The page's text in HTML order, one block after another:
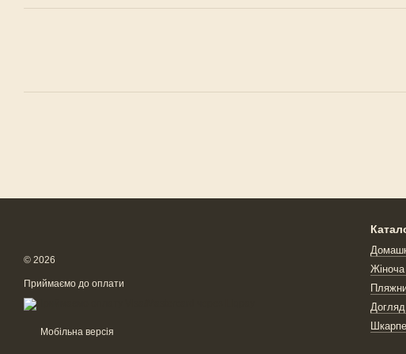
© 2026
Приймаємо до оплати
Мобільна версія
Жіноча